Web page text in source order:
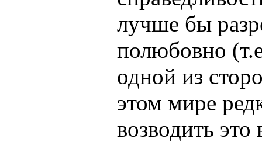
лучше бы
полюбовно
одной из
этом мире
возводить это